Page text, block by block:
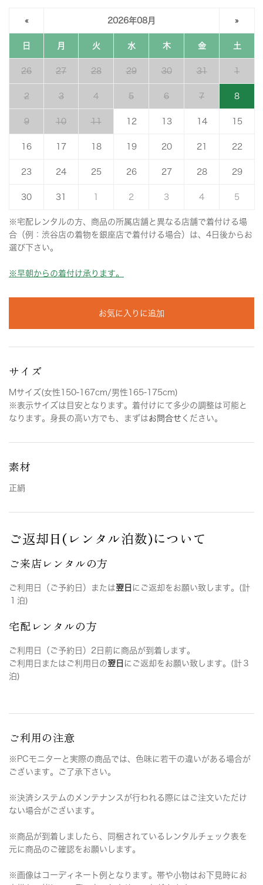
« 2026年08月 »
日 月 火 水 木 金 土
26 27 28 29 30 31 1
2 3 4 5 6 7 8
9 10 11 12 13 14 15
16 17 18 19 20 21 22
23 24 25 26 27 28 29
30 31 2 3 4 5
※宅配レンタルの方、商品の所属店舗と異なる店舗で着付ける場
合（例：渋谷店の着物を銀座店で着付ける場合）は、4日後からお
選び下さい。
※早朝からの着付け承ります。
お気に入りに追加
サイズ
Mサイズ(女性150-167cm/男性165-175cm)
※表示サイズは目安となります。着付けにて多少の調整は可能と
なります。身長の高い方でも、まずはお問合せ ください。
素材
正絹
ご返却日(レンタル泊数)について
ご来店レンタルの方
ご利用日（ご予約日）または翌日 にご返却をお願い致します。(計
１泊)
宅配レンタルの方
ご利用日（ご予約日）2日前に商品が到着します。
ご利用日またはご利用日の翌日 にご返却をお願い致します。(計３
泊)
ご利用の注意
※PCモニターと実際の商品では、色味に若干の違いがある場合が
ございます。ご了承下さい。
※決済システムのメンテナンスが行われる際にはご注文いただけ
ない場合がございます。
※商品が到着しましたら、同梱されているレンタルチェック表を
元に商品のご確認をお願いします。
※画像はコーディネート例となります。帯や小物はお下見時にお